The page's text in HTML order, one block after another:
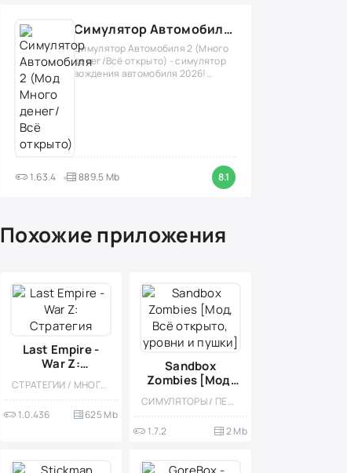
Симулятор Автомобиля 2 (Мод Много денег/Всё открыто)
Симулятор Автомобиля 2 (Много
денег/Всё открыто) - симулятор
вождения автомобиля 2026!
1.63.4 889.5 Mb 8.1
Похожие приложения
Last Empire -
War Z:
Стратегия СТРАТЕГИИ / МНОГОПОЛЬЗОВАТЕЛЬСКАЯ / СОРЕВНОВАТЕЛЬНАЯ / СТИЛИЗАЦИЯ / МОД / ЗОМБИ
1.0.436 625 Mb
Sandbox
Zombies [Мод,
Всё открыто,
уровни и пушки]
СИМУЛЯТОРЫ / ПЕСОЧНИЦЫ / КАЗУАЛЬНЫЕ / ОДНОПОЛЬЗОВАТЕЛЬСКИЕ / ПИКСЕЛЬНАЯ / СТИЛИЗАЦИЯ / ОФЛАЙН / МАЛЕНЬКАЯ / МОД / ВИД СБОКУ / РЕТРО / ЗОМБИ / ЭКШЕНЫ
1.7.2 2 Mb